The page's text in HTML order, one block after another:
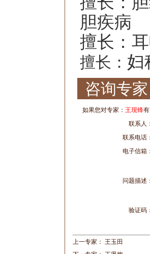
胆疾病
擅长：
擅长： 妇
咨询专家
如果您对专家： 王现锋
联系人
联系电话
电子信箱
问题描述
验证码
上一专家： 王玉田